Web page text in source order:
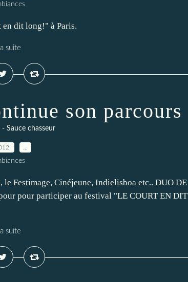
dit long!" à Paris.
suite
son parcours
Sauce chasseur
Festimage, Cinéjeune, Indielisboa etc.. DUO DE
pour participer au festival "LE COURT EN DIT
suite